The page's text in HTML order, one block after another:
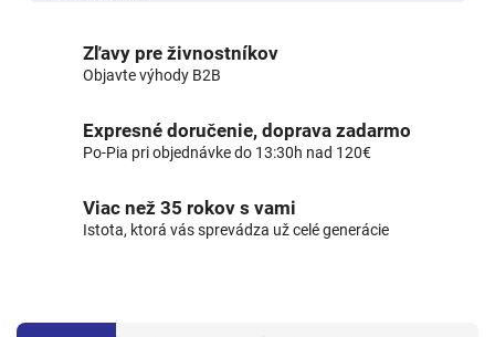
Zľavy pre živnostníkov
Objavte výhody B2B
Expresné doručenie, doprava zadarmo
Po-Pia pri objednávke do 13:30h nad 120€
Viac než 35 rokov s vami
Istota, ktorá vás sprevádza už celé generácie